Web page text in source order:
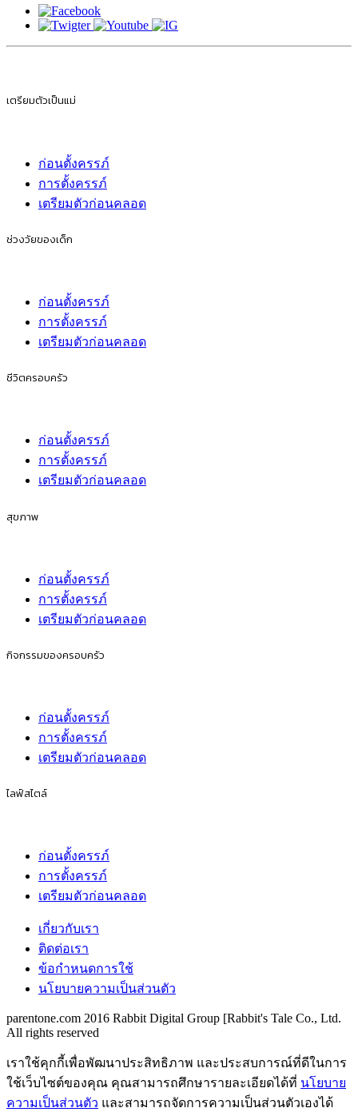
เตรียมตัวเป็นแม่
ก่อนตั้งครรภ์
การตั้งครรภ์
เตรียมตัวก่อนคลอด
ช่วงวัยของเด็ก
ก่อนตั้งครรภ์
การตั้งครรภ์
เตรียมตัวก่อนคลอด
ชีวิตครอบครัว
ก่อนตั้งครรภ์
การตั้งครรภ์
เตรียมตัวก่อนคลอด
สุขภาพ
ก่อนตั้งครรภ์
การตั้งครรภ์
เตรียมตัวก่อนคลอด
กิจกรรมของครอบครัว
ก่อนตั้งครรภ์
การตั้งครรภ์
เตรียมตัวก่อนคลอด
ไลฟ์สไตล์
ก่อนตั้งครรภ์
การตั้งครรภ์
เตรียมตัวก่อนคลอด
เกี่ยวกับเรา
ติดต่อเรา
ข้อกำหนดการใช้
นโยบายความเป็นส่วนตัว
parentone.com 2016 Rabbit Digital Group [Rabbit's Tale Co., Ltd.
All rights reserved
เราใช้คุกกี้เพื่อพัฒนาประสิทธิภาพ และประสบการณ์ที่ดีในการ
ใช้เว็บไซต์ของคุณ คุณสามารถศึกษารายละเอียดได้ที่ นโยบาย
ความเป็นส่วนตัว และสามารถจัดการความเป็นส่วนตัวเองได้